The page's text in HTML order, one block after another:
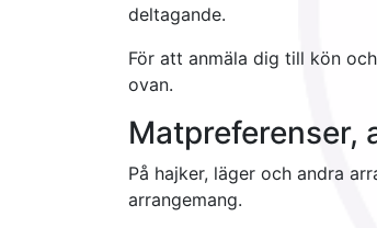
deltagande.
För att anmäla dig till kön
ovan.
Matpreferenser,
På hajker, läger och andra
arrangemang.